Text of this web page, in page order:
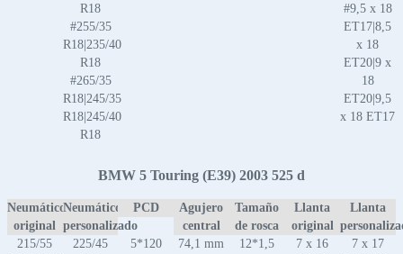
R18
#255/35
R18|235/40
R18
#265/35
R18|245/35
R18|245/40
R18
#9,5 x 18
ET17|8,5
x 18
ET20|9 x
18
ET20|9,5
x 18 ET17
BMW 5 Touring (E39) 2003 525 d
Neumático
original
Neumático
personalizado
PCD
Agujero
central
Tamaño
de rosca
Llanta
original
Llanta
215/55
225/45
5*120 74,1 mm 12*1,5
7 x 16
7 x 17